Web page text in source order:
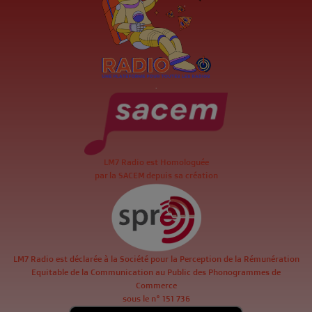
.
LM7 Radio est Homologuée
par la SACEM depuis sa création
LM7 Radio est déclarée à la Société pour la Perception de la Rémunération
Equitable de la Communication au Public des Phonogrammes de
Commerce
sous le n° 151 736